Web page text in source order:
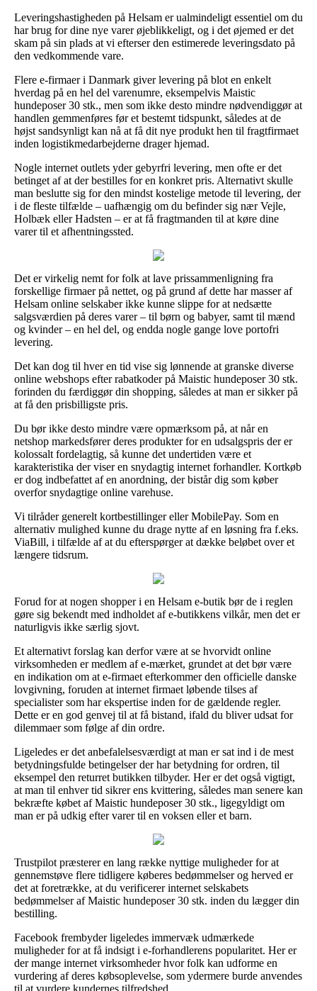
Leveringshastigheden på Helsam er ualmindeligt essentiel om du
har brug for dine nye varer øjeblikkeligt, og i det øjemed er det
skam på sin plads at vi efterser den estimerede leveringsdato på
den vedkommende vare.
Flere e-firmaer i Danmark giver levering på blot en enkelt
hverdag på en hel del varenumre, eksempelvis Maistic
hundeposer 30 stk., men som ikke desto mindre nødvendiggør at
handlen gemmenføres før et bestemt tidspunkt, således at de
højst sandsynligt kan nå at få dit nye produkt hen til fragtfirmaet
inden logistikmedarbejderne drager hjemad.
Nogle internet outlets yder gebyrfri levering, men ofte er det
betinget af at der bestilles for en konkret pris. Alternativt skulle
man beslutte sig for den mindst kostelige metode til levering, der
i de fleste tilfælde – uafhængig om du befinder sig nær Vejle,
Holbæk eller Hadsten – er at få fragtmanden til at køre dine
varer til et afhentningssted.
Det er virkelig nemt for folk at lave prissammenligning fra
forskellige firmaer på nettet, og på grund af dette har masser af
Helsam online selskaber ikke kunne slippe for at nedsætte
salgsværdien på deres varer – til børn og babyer, samt til mænd
og kvinder – en hel del, og endda nogle gange love portofri
levering.
Det kan dog til hver en tid vise sig lønnende at granske diverse
online webshops efter rabatkoder på Maistic hundeposer 30 stk.
forinden du færdiggør din shopping, således at man er sikker på
at få den prisbilligste pris.
Du bør ikke desto mindre være opmærksom på, at når en
netshop markedsfører deres produkter for en udsalgspris der er
kolossalt fordelagtig, så kunne det undertiden være et
karakteristika der viser en snydagtig internet forhandler. Kortkøb
er dog indbefattet af en anordning, der bistår dig som køber
overfor snydagtige online varehuse.
Vi tilråder generelt kortbestillinger eller MobilePay. Som en
alternativ mulighed kunne du drage nytte af en løsning fra f.eks.
ViaBill, i tilfælde af at du efterspørger at dække beløbet over et
længere tidsrum.
Forud for at nogen shopper i en Helsam e-butik bør de i reglen
gøre sig bekendt med indholdet af e-butikkens vilkår, men det er
naturligvis ikke særlig sjovt.
Et alternativt forslag kan derfor være at se hvorvidt online
virksomheden er medlem af e-mærket, grundet at det bør være
en indikation om at e-firmaet efterkommer den officielle danske
lovgivning, foruden at internet firmaet løbende tilses af
specialister som har ekspertise inden for de gældende regler.
Dette er en god genvej til at få bistand, ifald du bliver udsat for
dilemmaer som følge af din ordre.
Ligeledes er det anbefalelsesværdigt at man er sat ind i de mest
betydningsfulde betingelser der har betydning for ordren, til
eksempel den returret butikken tilbyder. Her er det også vigtigt,
at man til enhver tid sikrer ens kvittering, således man senere kan
bekræfte købet af Maistic hundeposer 30 stk., ligegyldigt om
man er på udkig efter varer til en voksen eller et barn.
Trustpilot præsterer en lang række nyttige muligheder for at
gennemstøve flere tidligere køberes bedømmelser og herved er
det at foretrække, at du verificerer internet selskabets
bedømmelser af Maistic hundeposer 30 stk. inden du lægger din
bestilling.
Facebook frembyder ligeledes immervæk udmærkede
muligheder for at få indsigt i e-forhandlerens popularitet. Her er
der mange internet virksomheder hvor folk kan udforme en
vurdering af deres købsoplevelse, som ydermere burde anvendes
til at vurdere kundernes tilfredshed.